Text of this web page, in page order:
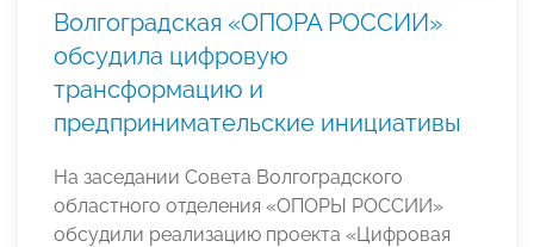
Волгоградская «ОПОРА РОССИИ»
обсудила цифровую
трансформацию и
предпринимательские инициативы
На заседании Совета Волгоградского
областного отделения «ОПОРЫ РОССИИ»
обсудили реализацию проекта «Цифровая